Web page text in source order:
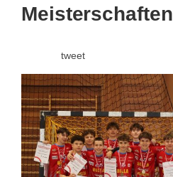
Meisterschaften
tweet